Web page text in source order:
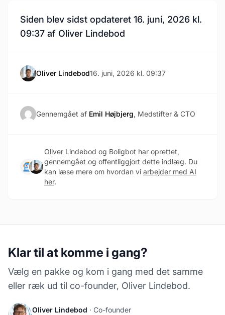
Siden blev sidst opdateret 16. juni, 2026 kl.
09:37 af Oliver Lindebod
Oliver Lindebod16. juni, 2026 kl. 09:37
Gennemgået af Emil Højbjerg, Medstifter & CTO
Oliver Lindebod og Boligbot har oprettet,
gennemgået og offentliggjort dette indlæg. Du
kan læse mere om hvordan vi arbejder med AI
her.
Klar til at komme i gang?
Vælg en pakke og kom i gang med det samme
eller ræk ud til co-founder, Oliver Lindebod.
Oliver Lindebod · Co-founder